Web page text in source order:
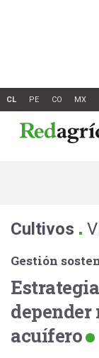
Cultivos .
Gestión
depender
acuífero